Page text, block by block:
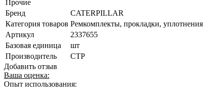
Прочие
Бренд
CATERPILLAR
Категория товаров Ремкомплекты, прокладки, уплотнения
Артикул
2337655
Базовая единица
шт
Производитель
CTP
Добавить отзыв
Ваша оценка:
Опыт использования: